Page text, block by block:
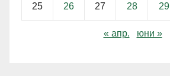
25 26 27 28 29
« апр. юни »